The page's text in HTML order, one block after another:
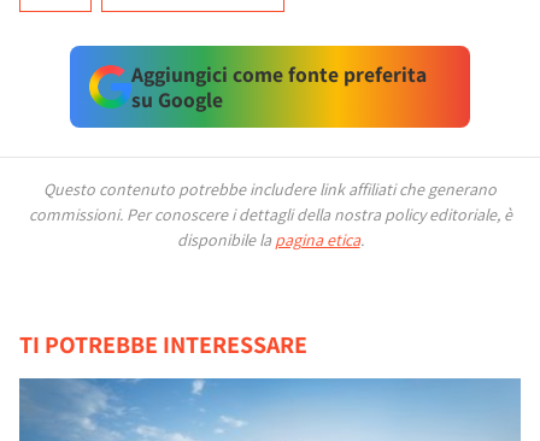
Aggiungici come fonte preferita
su Google
Questo contenuto potrebbe includere link affiliati che generano
commissioni. Per conoscere i dettagli della nostra policy editoriale, è
disponibile la pagina etica.
TI POTREBBE INTERESSARE